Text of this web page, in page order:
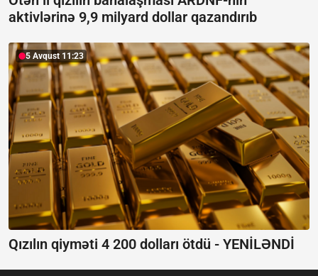
aktivlərinə 9,9 milyard dollar qazandırıb
5 Avqust 11:23
Qızılın qiyməti 4 200 dolları ötdü - YENİLƏNDİ